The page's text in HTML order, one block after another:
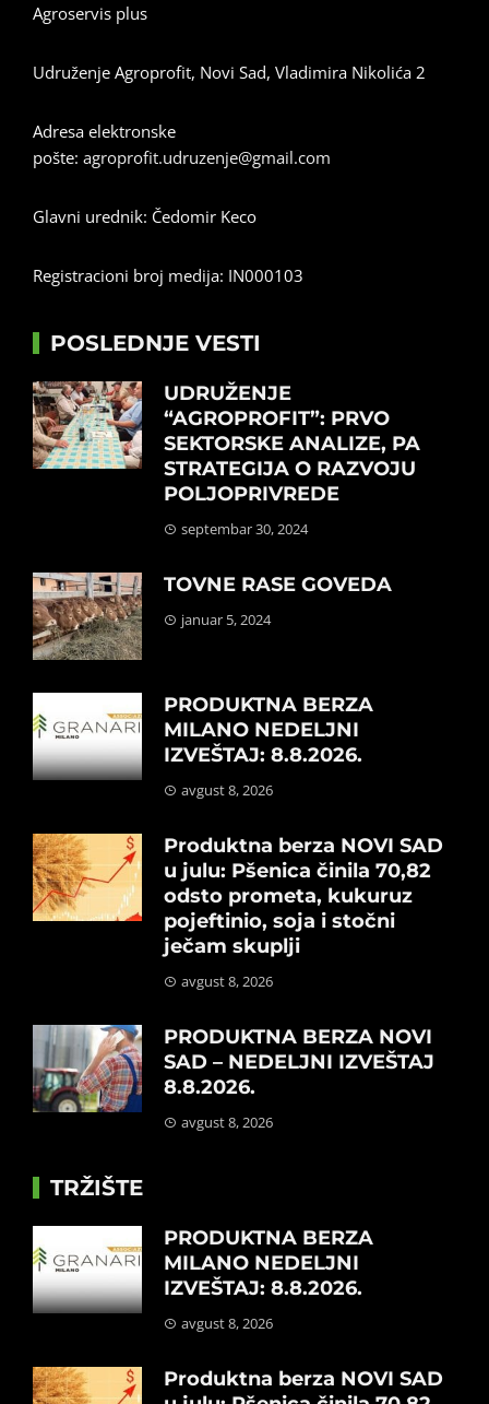
Agroservis plus
Udruženje Agroprofit, Novi Sad, Vladimira Nikolića 2
Adresa elektronske
pošte: agroprofit.udruzenje@gmail.com
Glavni urednik: Čedomir Keco
Registracioni broj medija: IN000103
POSLEDNJE VESTI
UDRUŽENJE
“AGROPROFIT”: PRVO
SEKTORSKE ANALIZE, PA
STRATEGIJA O RAZVOJU
POLJOPRIVREDE
septembar 30, 2024
TOVNE RASE GOVEDA
januar 5, 2024
PRODUKTNA BERZA
MILANO NEDELJNI
IZVEŠTAJ: 8.8.2026.
avgust 8, 2026
Produktna berza NOVI SAD
u julu: Pšenica činila 70,82
odsto prometa, kukuruz
pojeftinio, soja i stočni
ječam skuplji
avgust 8, 2026
PRODUKTNA BERZA NOVI
SAD – NEDELJNI IZVEŠTAJ
8.8.2026.
avgust 8, 2026
TRŽIŠTE
PRODUKTNA BERZA
MILANO NEDELJNI
IZVEŠTAJ: 8.8.2026.
avgust 8, 2026
Produktna berza NOVI SAD